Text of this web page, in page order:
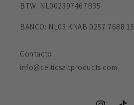
BTW: NL002397467B35
BANCO: NL03 KNAB 0257 7688 15
Contacto:
info@celticsaltproducts.com